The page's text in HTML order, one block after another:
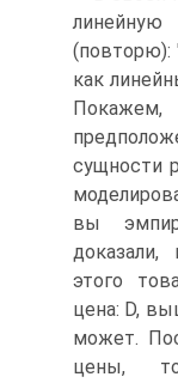
(повторю):
как
сущности
вы
этого
цена: D,
может.
цены,